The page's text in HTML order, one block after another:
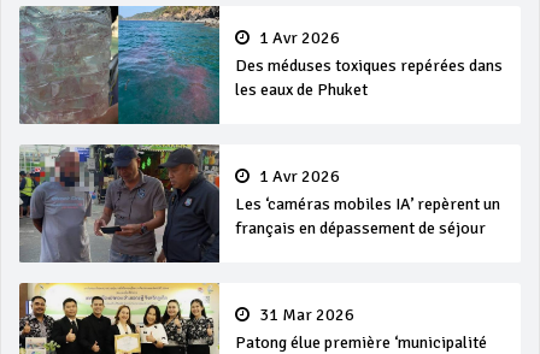
1 Avr 2026
Des méduses toxiques repérées dans
les eaux de Phuket
1 Avr 2026
Les ‘caméras mobiles IA’ repèrent un
français en dépassement de séjour
31 Mar 2026
Patong élue première ‘municipalité